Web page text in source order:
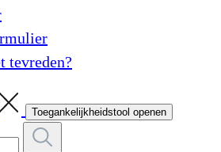
tevreden?
Toegankelijkheidstool openen